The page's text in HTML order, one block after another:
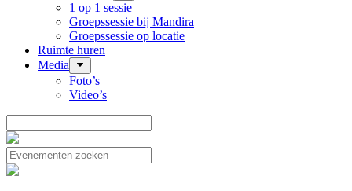
1 op 1 sessie
Groepssessie bij Mandira
Groepssessie op locatie
Ruimte huren
Media
Foto’s
Video’s